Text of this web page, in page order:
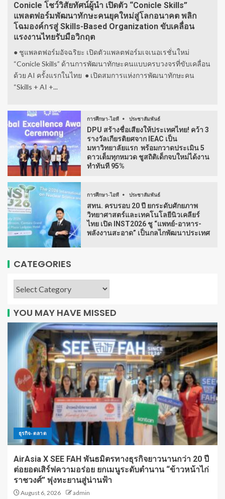
Conicle โชว์วิสัยทัศน์ผู้นำ เปิดตัว “Conicle Skills”
แพลตฟอร์มพัฒนาทักษะคนยุคใหม่สู่โลกอนาคต พลิก
โฉมองค์กรสู่ Skills-Based Organization ขับเคลื่อน
แรงงานไทยรับมือวิกฤต
● ชูแพลตฟอร์มอัจฉริยะ เปิดตัวแพลตฟอร์มเจเนอเรชั่นใหม่
“Conicle Skills” ด้านการพัฒนาทักษะคนแบบครบวงจรที่ขับเคลื่อน
ด้วย AI ครั้งแรกในไทย ● เปิดสมการแห่งการพัฒนาทักษะคน
“Skills + AI +...
การศึกษา-ไอที ประชาสัมพันธ์
DPU สร้างชื่อเสียงให้ประเทศไทย! คว้า 3
รางวัลเกียรติยศจาก IEAC เป็น
มหาวิทยาลัยแรก พร้อมกวาดประเมิน 5
ดาวเต็มทุกหมวด ชูสถิติเด็กจบใหม่ได้งาน
ทำทันที 95%
การศึกษา-ไอที ประชาสัมพันธ์
สทน. ครบรอบ 20 ปี ยกระดับศักยภาพ
วิทยาศาสตร์และเทคโนโลยีนิวเคลียร์
ไทย เปิด INST2026 ชู “แพทย์-อาหาร-
พลังงานสะอาด” เป็นกลไกพัฒนาประเทศ
CATEGORIES
YOU MAY HAVE MISSED
ธุรกิจ-ตลาด
AirAsia X SEE FAH พันธมิตรทางธุรกิจยาวนานกว่า 20 ปี
ต่อยอดเสิร์ฟความอร่อย ยกเมนูระดับตำนาน “ข้าวหน้าไก่
ราชวงศ์” พุ่งทะยานสู่น่านฟ้า
August 6, 2026 admin